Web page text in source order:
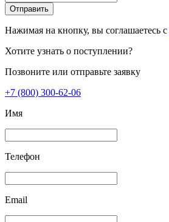
Отправить
Нажимая на кнопку, вы соглашаетесь с
Хотите узнать о поступлении?
Позвоните или отправьте заявку
+7 (800) 300-62-06
Имя
Телефон
Email